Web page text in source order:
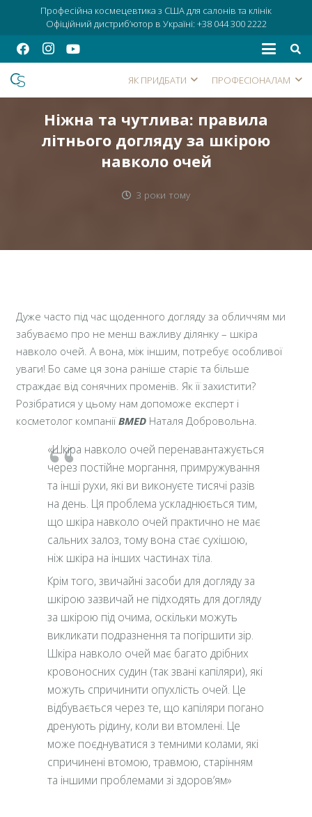
ЯК ПРИДБАТИ ПРОФЕСІОНАЛАМ
Професійна космецевтика з США для салонів та клінік
Офіційний дистриб’ютор в Україні: +38 044 300 2222
Ніжна та чутлива: правила
літнього догляду за шкірою
навколо очей
3 роки тому
Дуже часто під час щоденного догляду за обличчям ми
забуваємо про не менш важливу ділянку – шкіра
навколо очей. А вона, між іншим, потребує особливої
уваги! Бо саме ця зона раніше старіє та більше
страждає від сонячних променів. Як її захистити?
Розібратися у цьому нам допоможе експерт і
косметолог компаніїBMEDНаталя Добровольна.
«Шкіра навколо очей перенавантажується
через постійне моргання, примружування
та інші рухи, які ви виконуєте тисячі разів
на день. Ця проблема ускладнюється тим,
що шкіра навколо очей практично не має
сальних залоз, тому вона стає сухішою,
ніж шкіра на інших частинах тіла.
Крім того, звичайні засоби для догляду за
шкірою зазвичай не підходять для догляду
за шкірою під очима, оскільки можуть
викликати подразнення та погіршити зір.
Шкіра навколо очей має багато дрібних
кровоносних судин (так звані капіляри), які
можуть спричинити опухлість очей. Це
відбувається через те, що капіляри погано
дренують рідину, коли ви втомлені. Це
може поєднуватися з темними колами, які
спричинені втомою, травмою, старінням
та іншими проблемами зі здоров’ям»